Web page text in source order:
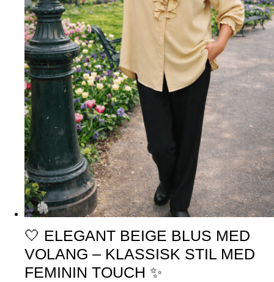
🤍 ELEGANT BEIGE BLUS MED
VOLANG – KLASSISK STIL MED
FEMININ TOUCH ✨